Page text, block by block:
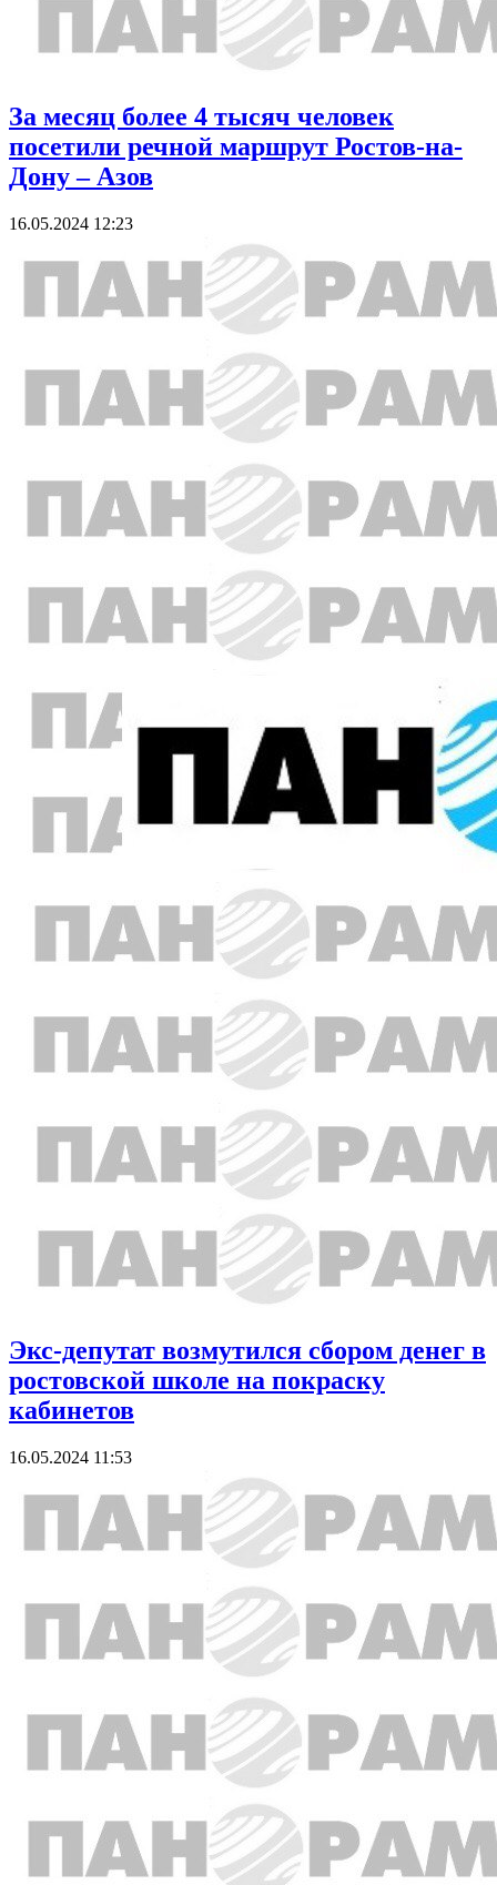
За месяц более 4 тысяч человек
посетили речной маршрут Ростов-на-
Дону – Азов
16.05.2024 12:23
Экс-депутат возмутился сбором денег в
ростовской школе на покраску
кабинетов
16.05.2024 11:53